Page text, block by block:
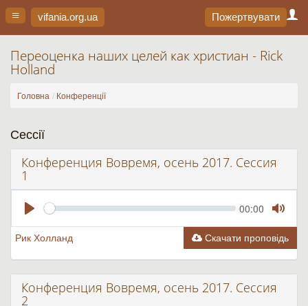
vifania.org.ua Пожертвувати
Переоценка наших целей как христиан - Rick
Holland
Головна Конференції
Сессії
Конференция Вовремя, осень 2017. Сессия
1
Seek Current
00:00
Mute
Рик Холланд Скачати проповідь
Конференция Вовремя, осень 2017. Сессия
2